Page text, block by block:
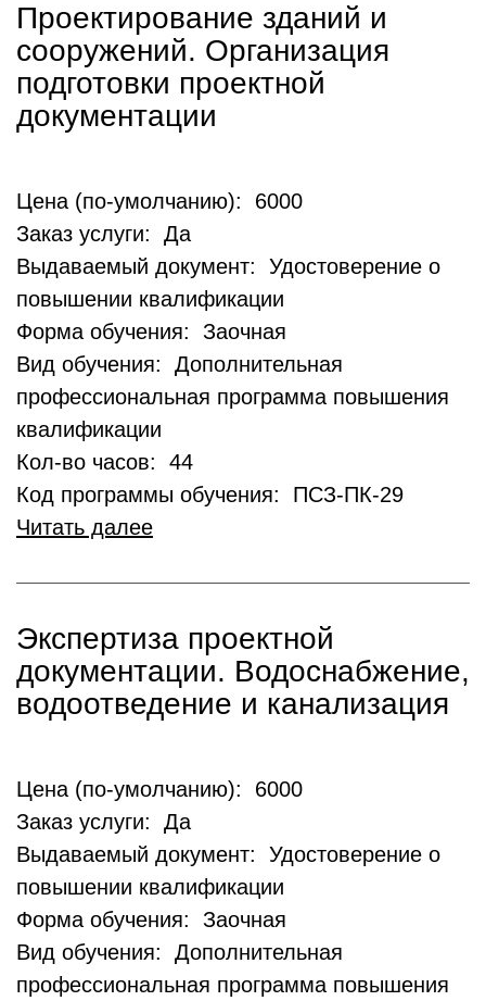
Проектирование зданий и
сооружений. Организация
подготовки проектной
документации
Цена (по-умолчанию): 6000
Заказ услуги: Да
Выдаваемый документ: Удостоверение о
повышении квалификации
Форма обучения: Заочная
Вид обучения: Дополнительная
профессиональная программа повышения
квалификации
Кол-во часов: 44
Код программы обучения: ПСЗ-ПК-29
Читать далее
Экспертиза проектной
документации. Водоснабжение,
водоотведение и канализация
Цена (по-умолчанию): 6000
Заказ услуги: Да
Выдаваемый документ: Удостоверение о
повышении квалификации
Форма обучения: Заочная
Вид обучения: Дополнительная
профессиональная программа повышения